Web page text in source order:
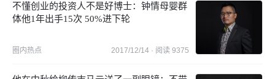
不懂创业的投资人不是好博士：钟情母婴群
体他1年出手15次 50%进下轮
圈内热点 2017/12/14 · 阅读 9375